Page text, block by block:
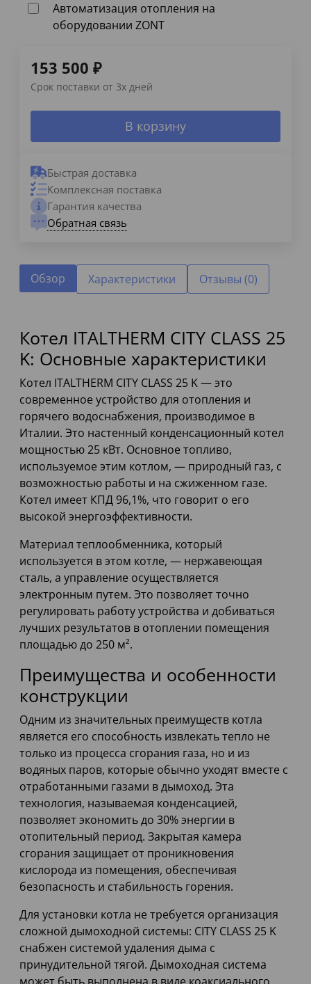
Автоматизация отопления на
оборудовании ZONT
153 500 ₽
Срок поставки от 3х дней
В корзину
Быстрая доставка
Комплексная поставка
Гарантия качества
Обратная связь
Обзор Характеристики Отзывы (0)
Котел ITALTHERM CITY CLASS 25
K: Основные характеристики
Котел ITALTHERM CITY CLASS 25 K — это
современное устройство для отопления и
горячего водоснабжения, производимое в
Италии. Это настенный конденсационный котел
мощностью 25 кВт. Основное топливо,
используемое этим котлом, — природный газ, с
возможностью работы и на сжиженном газе.
Котел имеет КПД 96,1%, что говорит о его
высокой энергоэффективности.
Материал теплообменника, который
используется в этом котле, — нержавеющая
сталь, а управление осуществляется
электронным путем. Это позволяет точно
регулировать работу устройства и добиваться
лучших результатов в отоплении помещения
площадью до 250 м².
Преимущества и особенности
конструкции
Одним из значительных преимуществ котла
является его способность извлекать тепло не
только из процесса сгорания газа, но и из
водяных паров, которые обычно уходят вместе с
отработанными газами в дымоход. Эта
технология, называемая конденсацией,
позволяет экономить до 30% энергии в
отопительный период. Закрытая камера
сгорания защищает от проникновения
кислорода из помещения, обеспечивая
безопасность и стабильность горения.
Для установки котла не требуется организация
сложной дымоходной системы: CITY CLASS 25 K
снабжен системой удаления дыма с
принудительной тягой. Дымоходная система